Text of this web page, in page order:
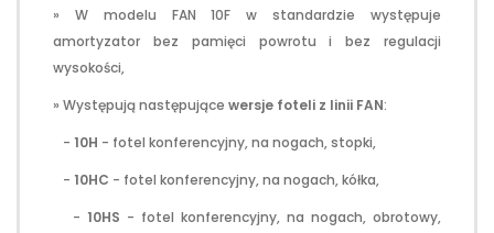
» W modelu FAN 10F w standardzie występuje
amortyzator bez pamięci powrotu i bez regulacji
wysokości,
» Występują następujące wersje foteli z linii FAN:
- 10H - fotel konferencyjny, na nogach, stopki,
- 10HC - fotel konferencyjny, na nogach, kółka,
- 10HS - fotel konferencyjny, na nogach, obrotowy,